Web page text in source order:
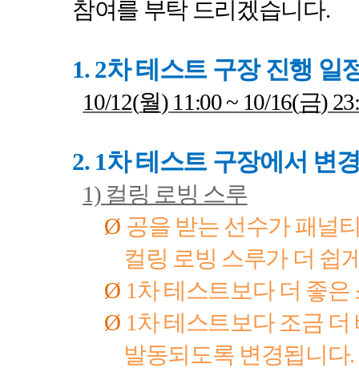
참여를 부탁 드리겠습니다.
1. 2차 테스트 구장 진행 일
10/12(월) 11:00 ~ 10/16(금)
2. 1차 테스트 구장에서 변
1) 컬링 로빙 스루
Ø 공을 받는 선수가 패널
컬링 로빙 스루가 더 쉽
Ø 1 차 테스트보다 더 좋
Ø 1 차 테스트보다 조금
발동되도록 변경됩니다.